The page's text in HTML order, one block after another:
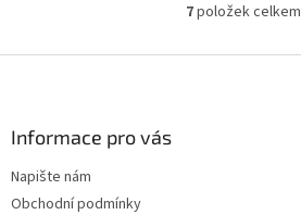
O
l
7položek celkem
Informace pro vás
Napište nám
Obchodní podmínky